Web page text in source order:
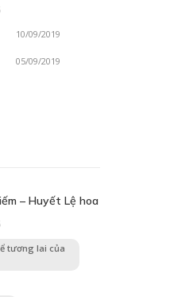
10/09/2019
05/09/2019
– Huyết Lệ hoa
tương lai của